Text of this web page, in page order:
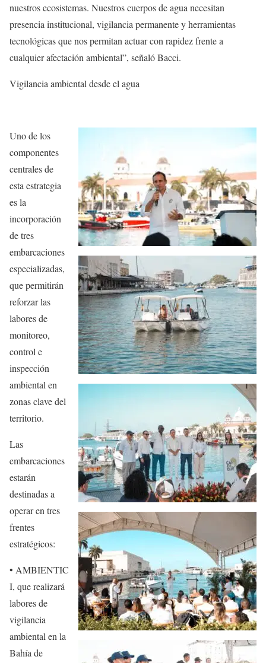
nuestros ecosistemas. Nuestros cuerpos de agua necesitan
presencia institucional, vigilancia permanente y herramientas
tecnológicas que nos permitan actuar con rapidez frente a
cualquier afectación ambiental”, señaló Bacci.
Vigilancia ambiental desde el agua
Uno de los
componentes
centrales de
esta estrategia
es la
incorporación
de tres
embarcaciones
especializadas,
que permitirán
reforzar las
labores de
monitoreo,
control e
inspección
ambiental en
zonas clave del
territorio.
Las
embarcaciones
estarán
destinadas a
operar en tres
frentes
estratégicos:
• AMBIENTIC
I, que realizará
labores de
vigilancia
ambiental en la
Bahía de